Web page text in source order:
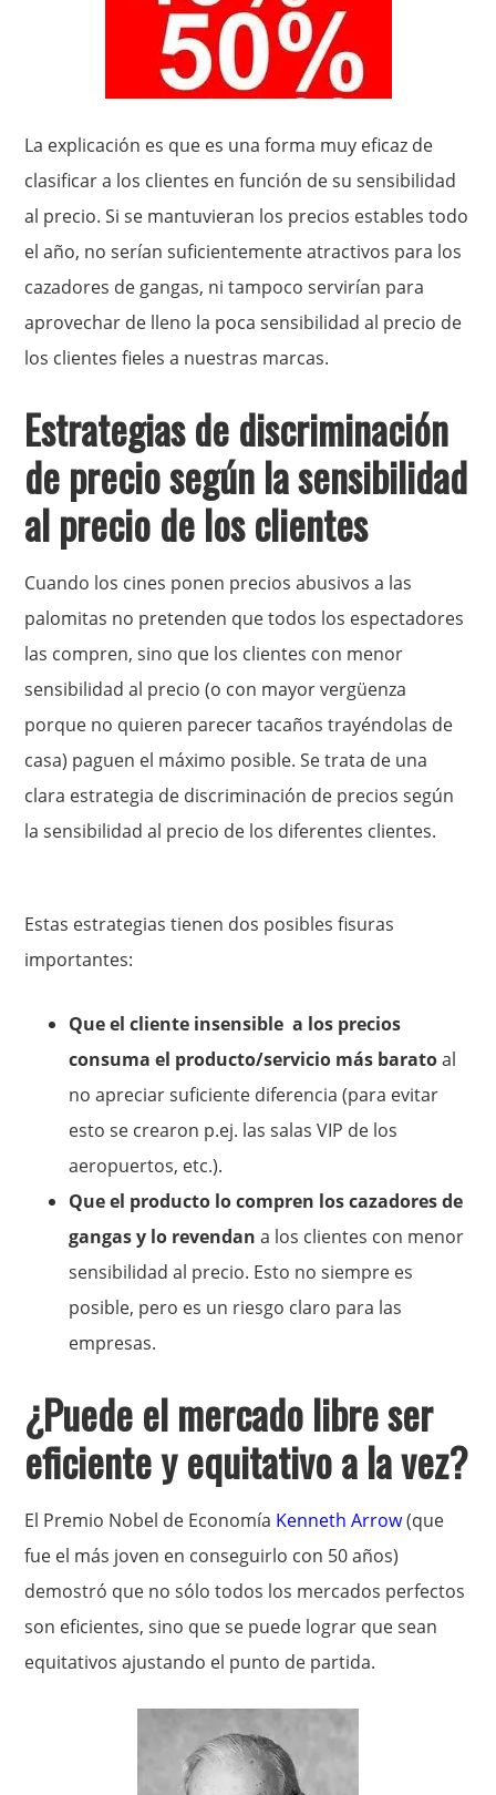
La explicación es que es una forma muy eficaz de
clasificar a los clientes en función de su sensibilidad
al precio. Si se mantuvieran los precios estables todo
el año, no serían suficientemente atractivos para los
cazadores de gangas, ni tampoco servirían para
aprovechar de lleno la poca sensibilidad al precio de
los clientes fieles a nuestras marcas.
Estrategias de discriminación
de precio según la sensibilidad
al precio de los clientes
Cuando los cines ponen precios abusivos a las
palomitas no pretenden que todos los espectadores
las compren, sino que los clientes con menor
sensibilidad al precio (o con mayor vergüenza
porque no quieren parecer tacaños trayéndolas de
casa) paguen el máximo posible. Se trata de una
clara estrategia de discriminación de precios según
la sensibilidad al precio de los diferentes clientes.
Estas estrategias tienen dos posibles fisuras
importantes:
Que el cliente insensible a los precios
consuma el producto/servicio más baratoal
no apreciar suficiente diferencia (para evitar
esto se crearon p.ej. las salas VIP de los
aeropuertos, etc.).
Que el producto lo compren los cazadores de
gangas y lo revendan a los clientes con menor
sensibilidad al precio. Esto no siempre es
posible, pero es un riesgo claro para las
empresas.
¿Puede el mercado libre ser
eficiente y equitativo a la vez?
El Premio Nobel de Economía Kenneth Arrow(que
fue el más joven en conseguirlo con 50 años)
demostró que no sólo todos los mercados perfectos
son eficientes, sino que se puede lograr que sean
equitativos ajustando el punto de partida.